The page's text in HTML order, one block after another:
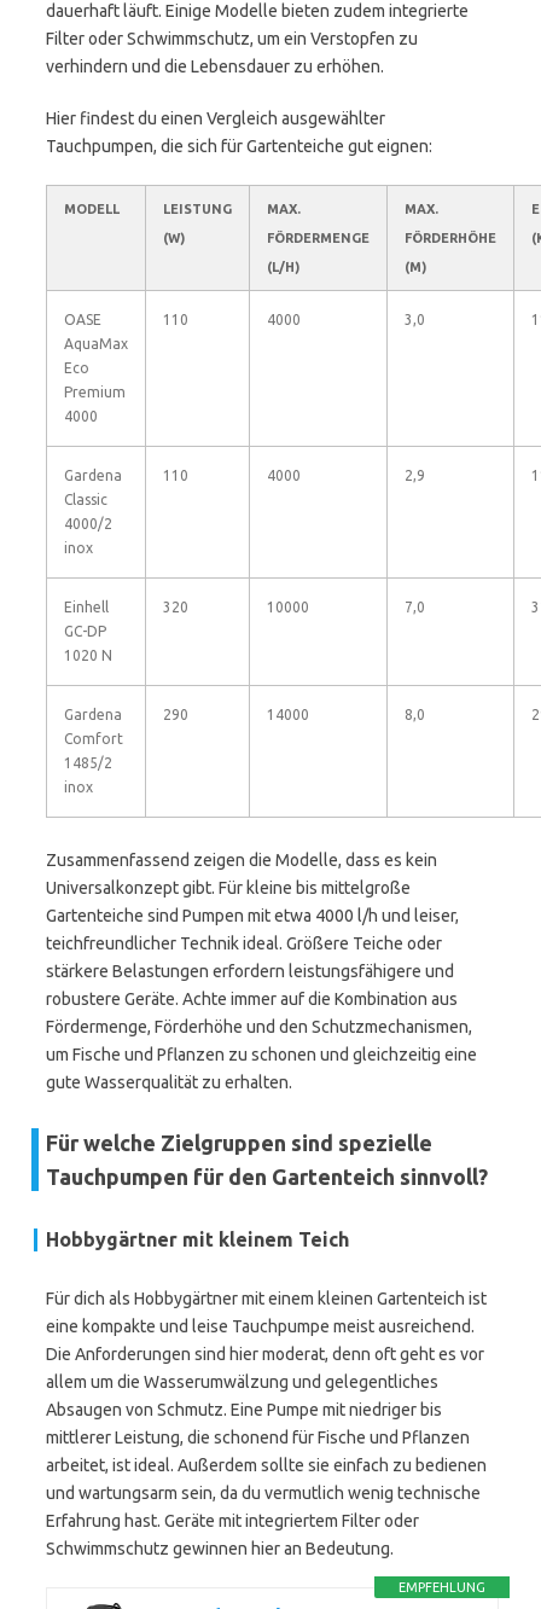
dauerhaft läuft. Einige Modelle bieten zudem integrierte
Filter oder Schwimmschutz, um ein Verstopfen zu
verhindern und die Lebensdauer zu erhöhen.
Hier findest du einen Vergleich ausgewählter
Tauchpumpen, die sich für Gartenteiche gut eignen:
MODELL
LEISTUNG
(W)
MAX.
FÖRDERMENGE
(L/H)
MAX.
FÖRDERHÖHE
(M)
OASE
AquaMax
Eco
Premium
4000
110 4000 3,0
Gardena
Classic
4000/2
inox
110 4000 2,9
Einhell
GC-DP
1020 N
320 10000 7,0
Gardena
Comfort
1485/2
inox
290 14000 8,0
Zusammenfassend zeigen die Modelle, dass es kein
Universalkonzept gibt. Für kleine bis mittelgroße
Gartenteiche sind Pumpen mit etwa 4000 l/h und leiser,
teichfreundlicher Technik ideal. Größere Teiche oder
stärkere Belastungen erfordern leistungsfähigere und
robustere Geräte. Achte immer auf die Kombination aus
Fördermenge, Förderhöhe und den Schutzmechanismen,
um Fische und Pflanzen zu schonen und gleichzeitig eine
gute Wasserqualität zu erhalten.
Für welche Zielgruppen sind spezielle
Tauchpumpen für den Gartenteich sinnvoll?
Hobbygärtner mit kleinem Teich
Für dich als Hobbygärtner mit einem kleinen Gartenteich ist
eine kompakte und leise Tauchpumpe meist ausreichend.
Die Anforderungen sind hier moderat, denn oft geht es vor
allem um die Wasserumwälzung und gelegentliches
Absaugen von Schmutz. Eine Pumpe mit niedriger bis
mittlerer Leistung, die schonend für Fische und Pflanzen
arbeitet, ist ideal. Außerdem sollte sie einfach zu bedienen
und wartungsarm sein, da du vermutlich wenig technische
Erfahrung hast. Geräte mit integriertem Filter oder
Schwimmschutz gewinnen hier an Bedeutung.
EMPFEHLUNG